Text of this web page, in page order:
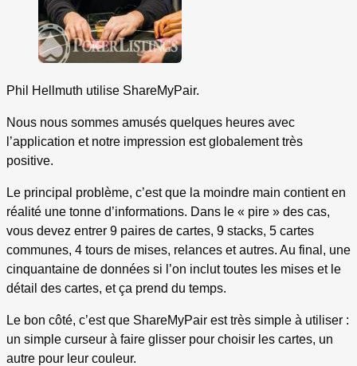
Phil Hellmuth utilise ShareMyPair.
Nous nous sommes amusés quelques heures avec
l’application et notre impression est globalement très
positive.
Le principal problème, c’est que la moindre main contient en
réalité une tonne d’informations. Dans le « pire » des cas,
vous devez entrer 9 paires de cartes, 9 stacks, 5 cartes
communes, 4 tours de mises, relances et autres. Au final, une
cinquantaine de données si l’on inclut toutes les mises et le
détail des cartes, et ça prend du temps.
Le bon côté, c’est que ShareMyPair est très simple à utiliser :
un simple curseur à faire glisser pour choisir les cartes, un
autre pour leur couleur.